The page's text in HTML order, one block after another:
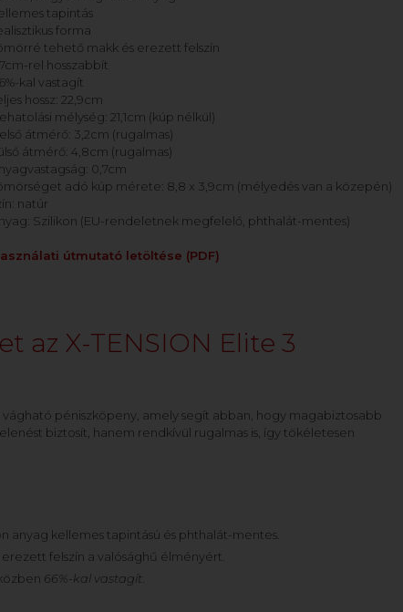
tapintás
forma
tehető makk és erezett felszín
rel hosszabbít
kal vastagít
hossz: 22,9cm
mélység: 21,1cm (kúp nélkül)
átmérő: 3,2cm (rugalmas)
átmérő: 4,8cm (rugalmas)
0,7cm
adó kúp mérete: 8,8 x 3,9cm (mélyedés van a közepén)
natúr
Szilikon (EU-rendeletnek megfelelő, phthalát-mentes)
útmutató letöltése (PDF)
az X-TENSION Elite 3
péniszköpeny, amely segít abban, hogy magabiztosabb
biztosít, hanem rendkívül rugalmas is, így tökéletesen
anyag kellemes tapintású és phthalát-mentes.
felszín a valósághű élményért.
66%-kal vastagít